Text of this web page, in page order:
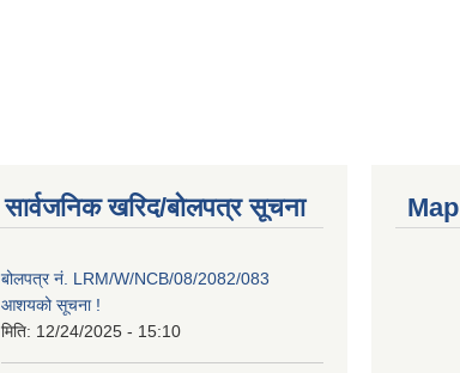
सार्वजनिक खरिद/बोलपत्र सूचना
बोलपत्र नं. LRM/W/NCB/08/2082/083
आशयको सूचना !
मिति: 12/24/2025 - 15:10
Map